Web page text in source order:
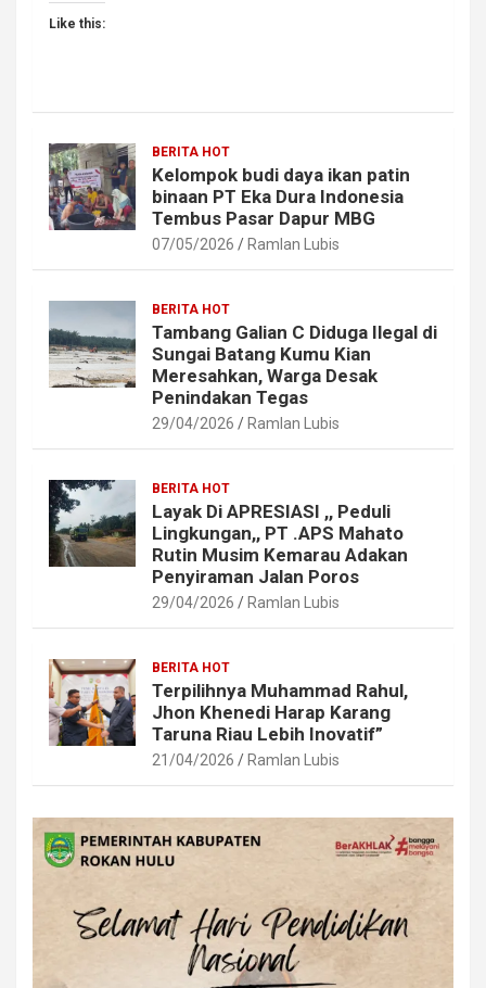
Like this:
BERITA HOT
Kelompok budi daya ikan patin
binaan PT Eka Dura Indonesia
Tembus Pasar Dapur MBG
07/05/2026 Ramlan Lubis
BERITA HOT
Tambang Galian C Diduga Ilegal di
Sungai Batang Kumu Kian
Meresahkan, Warga Desak
Penindakan Tegas
29/04/2026 Ramlan Lubis
BERITA HOT
Layak Di APRESIASI ,, Peduli
Lingkungan,, PT .APS Mahato
Rutin Musim Kemarau Adakan
Penyiraman Jalan Poros
29/04/2026 Ramlan Lubis
BERITA HOT
Terpilihnya Muhammad Rahul,
Jhon Khenedi Harap Karang
Taruna Riau Lebih Inovatif”
21/04/2026 Ramlan Lubis